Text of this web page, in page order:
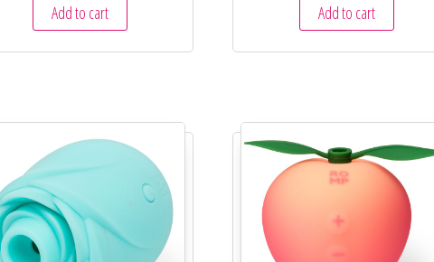
Add to cart Add to cart